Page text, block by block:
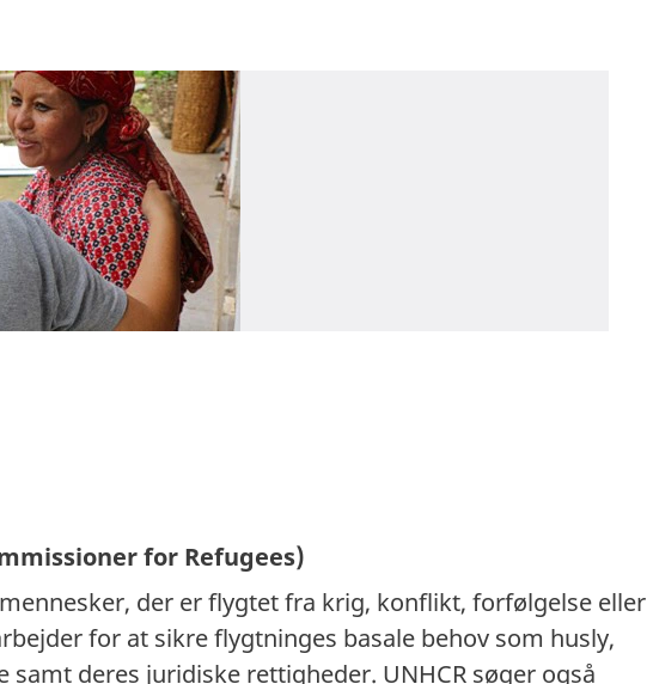
for Refugees)
der er flygtet fra krig, konflikt, forfølgelse eller
for at sikre flygtninges basale behov som husly,
samt deres juridiske rettigheder. UNHCR søger også